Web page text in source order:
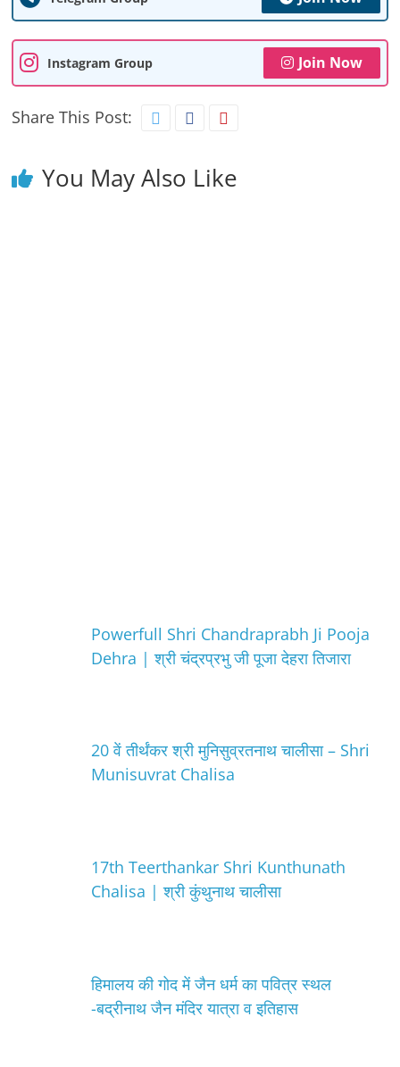
Instagram Group Join Now
Share This Post:
You May Also Like
Powerfull Shri Chandraprabh Ji Pooja
Dehra | श्री चंद्रप्रभु जी पूजा देहरा तिजारा
20 वें तीर्थंकर श्री मुनिसुव्रतनाथ चालीसा – Shri
Munisuvrat Chalisa
17th Teerthankar Shri Kunthunath
Chalisa | श्री कुंथुनाथ चालीसा
हिमालय की गोद में जैन धर्म का पवित्र स्थल
-बद्रीनाथ जैन मंदिर यात्रा व इतिहास